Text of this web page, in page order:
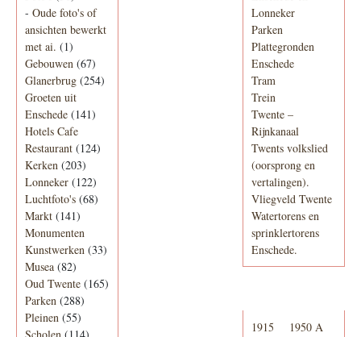
- Oude foto's of
ansichten bewerkt
met ai. (1)
Gebouwen (67)
Glanerbrug (254)
Groeten uit
Enschede (141)
Hotels Cafe
Restaurant (124)
Kerken (203)
Lonneker (122)
Luchtfoto's (68)
Markt (141)
Monumenten
Kunstwerken (33)
Musea (82)
Oud Twente (165)
Parken (288)
Pleinen (55)
Lonneker
Parken
Plattegronden
Enschede
Tram
Trein
Twente –
Rijnkanaal
Twents volkslied
(oorsprong en
vertalingen).
Vliegveld Twente
Watertorens en
sprinklertorens
Enschede.
1915
1950 A